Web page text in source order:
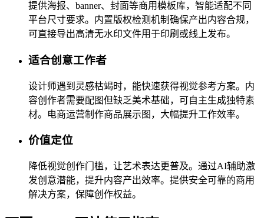
提供海报、banner、封面等商用模板库，智能适配不同
平台尺寸要求。内置版权检测机制确保产出内容合规，
可直接导出高清无水印文件用于印刷或线上发布。
适合创意工作者
设计师遇到灵感枯竭时，能快速获得视觉参考方案。内
容创作者需要配图但缺乏美术基础，可自主生成独特素
材。电商运营制作商品展示图，大幅提升工作效率。
价值定位
降低视觉创作门槛，让艺术表达更普及。通过AI辅助激
发创意潜能，提升内容产出效率。提供安全可靠的商用
解决方案，保障创作权益。